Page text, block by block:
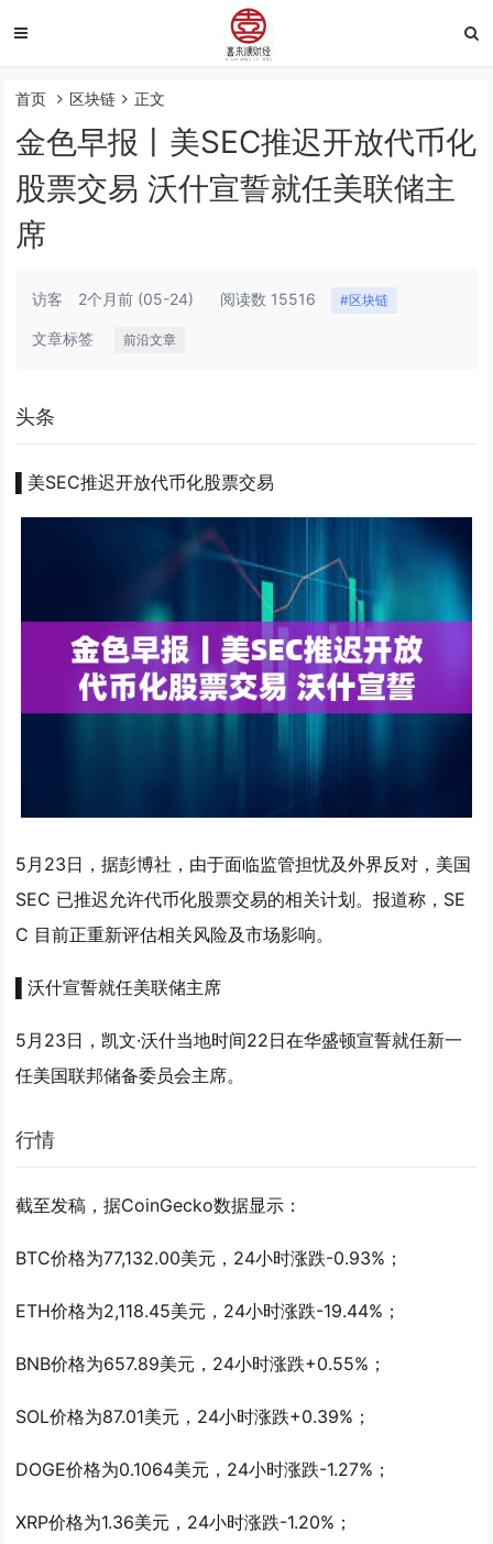
首页 区块链 正文
金色早报丨美SEC推迟开放代币化
股票交易 沃什宣誓就任美联储主
席
访客 2个月前 (05-24) 阅读数 15516 #区块链
文章标签 前沿文章
头条
▌美SEC推迟开放代币化股票交易
5月23日，据彭博社，由于面临监管担忧及外界反对，美国
SEC 已推迟允许代币化股票交易的相关计划。报道称，SE
C 目前正重新评估相关风险及市场影响。
▌沃什宣誓就任美联储主席
5月23日，凯文·沃什当地时间22日在华盛顿宣誓就任新一
任美国联邦储备委员会主席。
行情
截至发稿，据CoinGecko数据显示：
BTC价格为77,132.00美元，24小时涨跌-0.93%；
ETH价格为2,118.45美元，24小时涨跌-19.44%；
BNB价格为657.89美元，24小时涨跌+0.55%；
SOL价格为87.01美元，24小时涨跌+0.39%；
DOGE价格为0.1064美元，24小时涨跌-1.27%；
XRP价格为1.36美元，24小时涨跌-1.20%；